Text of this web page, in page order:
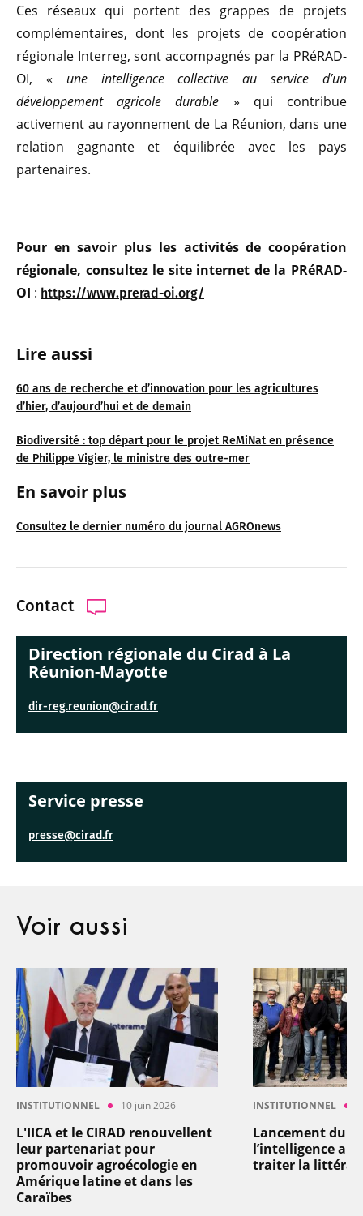
Lire aussi
60 ans de recherche et d’innovation pour les agricultures
d’hier, d’aujourd’hui et de demain
Biodiversité : top départ pour le projet ReMiNat en présence
de Philippe Vigier, le ministre des outre-mer
En savoir plus
Consultez le dernier numéro du journal AGROnews
Contact
Direction régionale du Cirad à La
Réunion-Mayotte
dir-reg.reunion@cirad.fr
Service presse
presse@cirad.fr
Ces réseaux qui portent des grappes de projets
complémentaires, dont les projets de coopération
régionale Interreg, sont accompagnés par la PRéRAD-
OI, « une intelligence collective au service d’un
développement agricole durable » qui contribue
activement au rayonnement de La Réunion, dans une
relation gagnante et équilibrée avec les pays
partenaires.
Pour en savoir plus les activités de coopération
régionale, consultez le site internet de la PRéRAD-
OI : https://www.prerad-oi.org/
Voir aussi
INSTITUTIONNEL 10 juin 2026
L'IICA et le CIRAD renouvellent
leur partenariat pour
promouvoir agroécologie en
Amérique latine et dans les
Caraïbes
INSTITUTIONNEL
Lancement du
l’intelligence
traiter la